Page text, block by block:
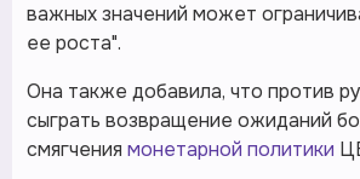
важных значений может
ее роста".
Она также добавила, что против
сыграть возвращение ожиданий
смягчения монетарной политики